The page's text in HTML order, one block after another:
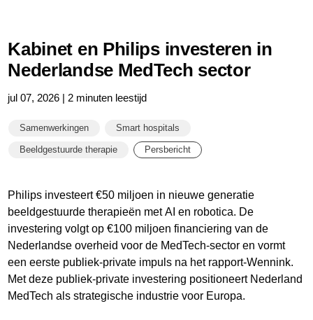
Kabinet en Philips investeren in
Nederlandse MedTech sector
jul 07, 2026 | 2 minuten leestijd
Samenwerkingen Smart hospitals
Beeldgestuurde therapie Persbericht
Philips investeert €50 miljoen in nieuwe generatie
beeldgestuurde therapieën met AI en robotica. De
investering volgt op €100 miljoen financiering van de
Nederlandse overheid voor de MedTech-sector en vormt
een eerste publiek-private impuls na het rapport-Wennink.
Met deze publiek-private investering positioneert Nederland
MedTech als strategische industrie voor Europa.